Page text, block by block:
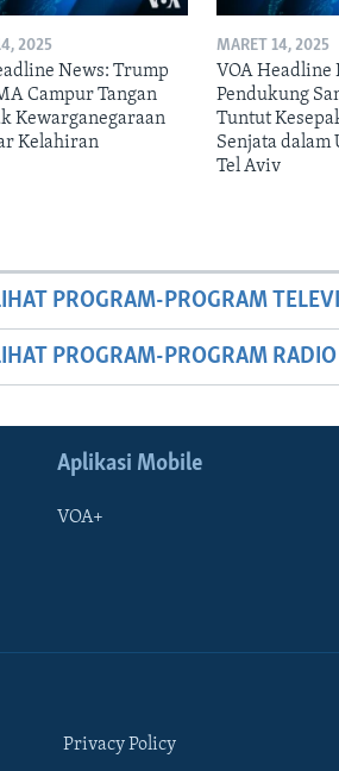
2025
News: Trump
Campur Tangan
Kewarganegaraan
Kelahiran
MARET 14, 2025
VOA Headline
Pendukung
Tuntut
Senjata dalam
Tel Aviv
PROGRAM-PROGRAM
PROGRAM-PROGRAM RADIO
Aplikasi Mobile
VOA+
Privacy Policy